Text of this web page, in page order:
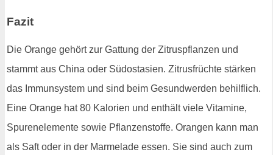
Fazit
Die Orange gehört zur Gattung der Zitruspflanzen und
stammt aus China oder Südostasien. Zitrusfrüchte stärken
das Immunsystem und sind beim Gesundwerden behilflich.
Eine Orange hat 80 Kalorien und enthält viele Vitamine,
Spurenelemente sowie Pflanzenstoffe. Orangen kann man
als Saft oder in der Marmelade essen. Sie sind auch zum